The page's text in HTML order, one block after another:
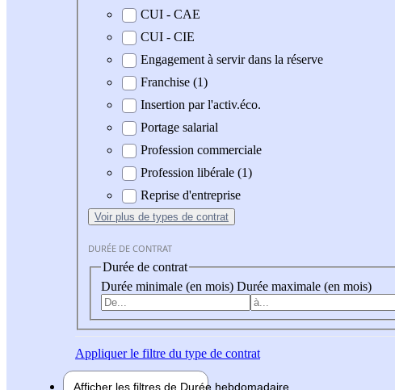
CUI - CAE
CUI - CIE
Engagement à servir dans la réserve
Franchise (1)
Insertion par l'activ.éco.
Portage salarial
Profession commerciale
Profession libérale (1)
Reprise d'entreprise
Voir plus de types de contrat
DURÉE DE CONTRAT
Durée de contrat
Durée minimale (en mois) Durée maximale (en mois)
Appliquerle filtre du type de contrat
Afficher les filtres de Durée hebdomadaire